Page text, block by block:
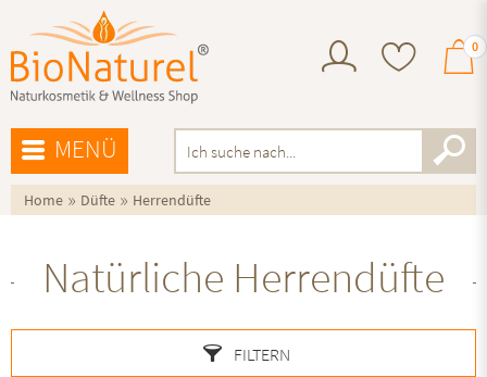
0
MENÜ
Home » Düfte » Herrendüfte
Natürliche Herrendüfte
FILTERN